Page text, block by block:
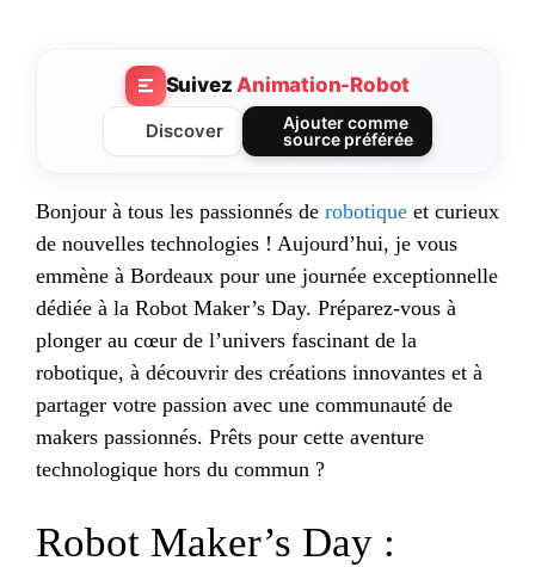
SuivezAnimation-Robot
Discover
Ajouter comme
source préférée
Bonjour à tous les passionnés de robotique et curieux
de nouvelles technologies ! Aujourd’hui, je vous
emmène à Bordeaux pour une journée exceptionnelle
dédiée à la Robot Maker’s Day. Préparez-vous à
plonger au cœur de l’univers fascinant de la
robotique, à découvrir des créations innovantes et à
partager votre passion avec une communauté de
makers passionnés. Prêts pour cette aventure
technologique hors du commun ?
Robot Maker’s Day :